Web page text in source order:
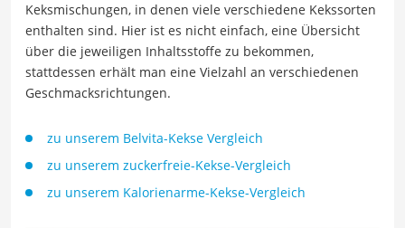
Keksmischungen, in denen viele verschiedene Kekssorten
enthalten sind. Hier ist es nicht einfach, eine Übersicht
über die jeweiligen Inhaltsstoffe zu bekommen,
stattdessen erhält man eine Vielzahl an verschiedenen
Geschmacksrichtungen.
zu unserem Belvita-Kekse Vergleich
zu unserem zuckerfreie-Kekse-Vergleich
zu unserem Kalorienarme-Kekse-Vergleich